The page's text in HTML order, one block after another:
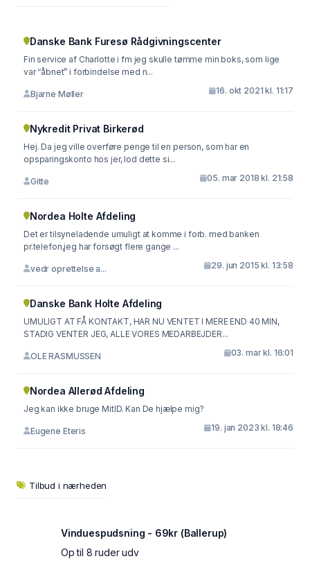
Danske Bank Furesø Rådgivningscenter
Fin service af Charlotte i fm jeg skulle tømme min boks, som lige
var “åbnet” i forbindelse med n...
Bjarne Møller 16. okt 2021 kl. 11:17
Nykredit Privat Birkerød
Hej. Da jeg ville overføre penge til en person, som har en
opsparingskonto hos jer, lod dette si...
Gitte 05. mar 2018 kl. 21:58
Nordea Holte Afdeling
Det er tilsyneladende umuligt at komme i forb. med banken
pr.telefon,jeg har forsøgt flere gange ...
vedr oprettelse a... 29. jun 2015 kl. 13:58
Danske Bank Holte Afdeling
UMULIGT AT FÅ KONTAKT, HAR NU VENTET I MERE END 40 MIN,
STADIG VENTER JEG, ALLE VORES MEDARBEJDER...
OLE RASMUSSEN 03. mar kl. 16:01
Nordea Allerød Afdeling
Jeg kan ikke bruge MitID. Kan De hjælpe mig?
Eugene Eteris 19. jan 2023 kl. 18:46
Tilbud i nærheden
Vinduespudsning - 69kr (Ballerup)
Op til 8 ruder udv